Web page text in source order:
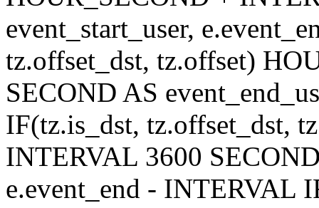
event_start_user,
tz.offset_dst, tz.offset)
SECOND AS
IF(tz.is_dst, tz.offset_dst,
INTERVAL 3600
e.event_end - INTERVAL